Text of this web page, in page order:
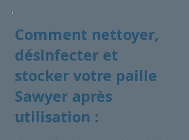
Comment nettoyer,
désinfecter et
stocker votre paille
Sawyer après
utilisation :